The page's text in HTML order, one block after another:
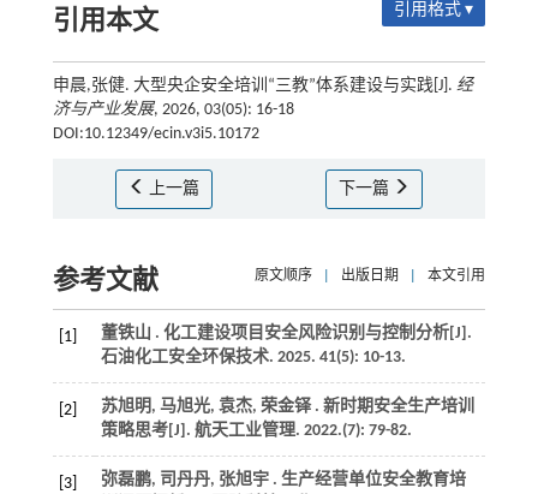
引用本文 引用格式 ▾
申晨,张健. 大型央企安全培训“三教”体系建设与实践[J]. 经
济与产业发展, 2026, 03(05): 16-18
DOI:10.12349/ecin.v3i5.10172
上一篇 下一篇
参考文献 原文顺序 出版日期 本文引用
[1]
董铁山 . 化工建设项目安全风险识别与控制分析[J].
石油化工安全环保技术. 2025. 41(5): 10-13.
[2]
苏旭明, 马旭光, 袁杰, 荣金铎 . 新时期安全生产培训
策略思考[J]. 航天工业管理. 2022.(7): 79-82.
[3]
弥磊鹏, 司丹丹, 张旭宇 . 生产经营单位安全教育培